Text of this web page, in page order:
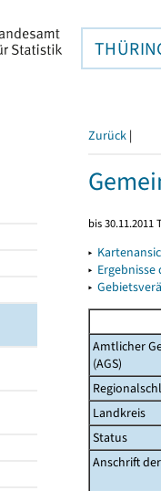
Zurück |
bis 30.11.2011
▸
▸
▸
Amtlicher
(AGS)
Landkreis
Status
Anschrift